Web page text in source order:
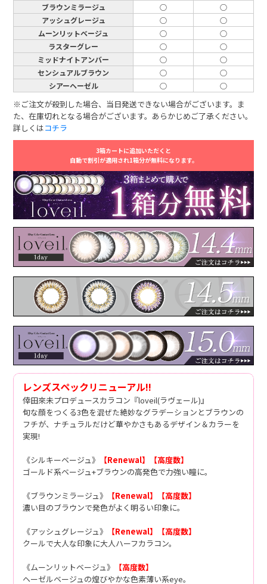
ブラウンミラージュ
○
○
アッシュグレージュ
○
○
ムーンリットベージュ
○
○
ラスターグレー
○
○
ミッドナイトアンバー
○
○
センシュアルブラウン
○
○
シアーヘーゼル
○ ○
※ご注文が殺到した場合、当日発送できない場合がございます。ま
た、在庫切れとなる場合がございます。あらかじめご了承ください。
詳しくはコチラ
3箱カートに追加いただくと
自動で割引が適用され1箱分が無料になります。
レンズスペックリニューアル!!
倖田來未プロデュースカラコン『loveil(ラヴェール)』
旬な顔をつくる3色を混ぜた絶妙なグラデーションとブラウンの
フチが、ナチュラルだけど華やかさもあるデザイン＆カラーを
実現!
《シルキーベージュ》 【Renewal】
【高度数】
ゴールド系ベージュ+ブラウンの高発色で力強い瞳に。
《ブラウンミラージュ》 【Renewal】
【高度数】
濃い目のブラウンで発色がよく明るい印象に。
《アッシュグレージュ》 【Renewal】
【高度数】
クールで大人な印象に大人ハーフカラコン。
《ムーンリットベージュ》
【高度数】
ヘーゼルベージュの煌びやかな色素薄い系eye。